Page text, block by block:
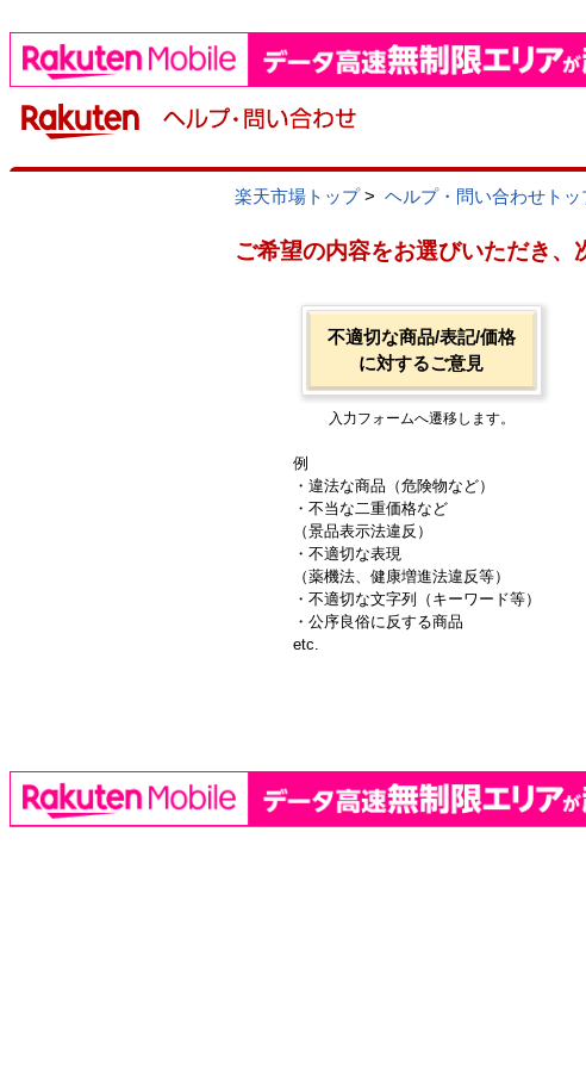
楽天市場トップ> ヘルプ・問い合わせトッ
ご希望の内容をお選びいただき、
不適切な商品/表記/価格
に対するご意見
入力フォームへ遷移します。
例
・違法な商品（危険物など）
・不当な二重価格など
（景品表示法違反）
・不適切な表現
（薬機法、健康増進法違反等）
・不適切な文字列（キーワード等）
・公序良俗に反する商品
etc.